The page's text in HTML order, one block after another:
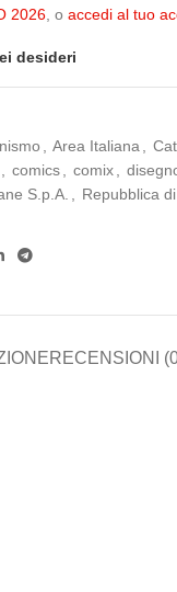
2026 , o accedi al tuo
desideri
Area Italiana
comics comix
S.p.A. Repubblica
RECENSIONI